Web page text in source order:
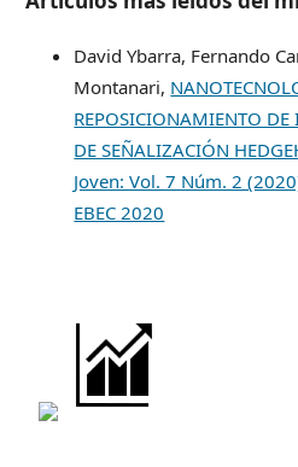
David Ybarra, Fernando
Montanari,
REPOSICIONAMIENTO
DE SEÑALIZACIÓN
Joven: Vol. 7 Núm. 2
EBEC 2020